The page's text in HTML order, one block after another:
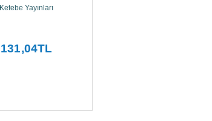
Ketebe Yayınları
131,04TL